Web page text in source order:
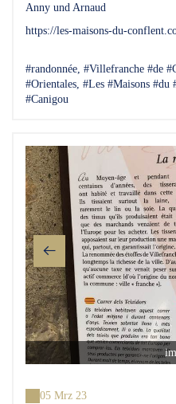
Anny und Arnaud
https://les-maisons-du-
#randonnée, #Villefranche #de
#Orientales, #Les #Maisons
#Canigou
05 Mrz 23